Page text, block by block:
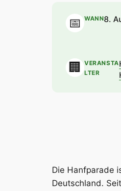
📅 WANN8.
🏢
VERANSTA
LTER
Die Hanfparade
Deutschland.